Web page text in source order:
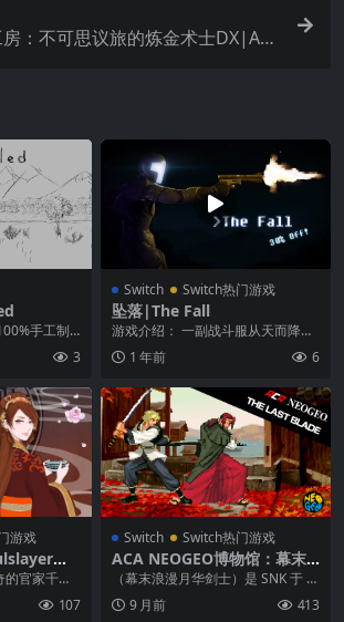
：不可思议旅的炼金术士DX|Ate
手工制
和纸张创
3
Switch Switch热门游戏
坠落|The Fall
游戏介绍： 一副战斗服从天而降坠
入某地底设施，AI 判断的驾驶员受
伤失去意识，操...
1 年前 6
游戏
中
的官家千
她最大的
107
Switch Switch热门游戏
ACA NEOGEO博物馆：幕末
浪漫 – 月华剑士|ACA Neo G
eo: The Last Blade
（幕末浪漫月华剑士）是 SNK 于 1
997 年推出的格斗游戏，以日本幕
末的动乱...
9 月前 413